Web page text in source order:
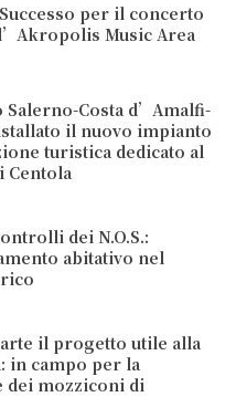
per il concerto
Music Area
Costa d’Amalfi-
il nuovo impianto
turistica dedicato al
Centola
dei N.O.S.:
abitativo nel
il progetto utile alla
in campo per la
dei mozziconi di